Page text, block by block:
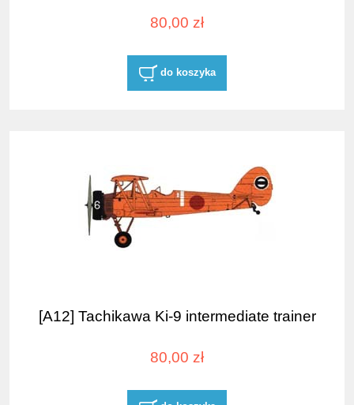
80,00 zł
do koszyka
[A12] Tachikawa Ki-9 intermediate trainer
80,00 zł